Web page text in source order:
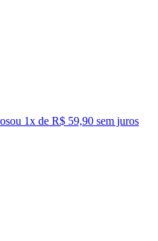
ou 1x de R$ 59,90 sem juros